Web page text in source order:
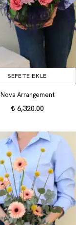
SEPETE EKLE
Nova Arrangement
₺ 6,320.00